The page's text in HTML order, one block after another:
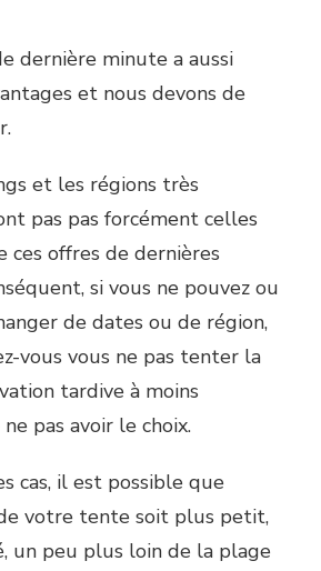
dernière minute a aussi
et nous devons de
et les régions très
pas pas forcément celles
ces offres de dernières
si vous ne pouvez ou
de dates ou de région,
vous vous ne pas tenter la
tardive à moins
pas avoir le choix.
cas, il est possible que
votre tente soit plus petit,
un peu plus loin de la plage